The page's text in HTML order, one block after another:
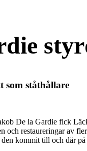
som ståthållare
De la Gardie fick
restaureringar av
kommit till och där på